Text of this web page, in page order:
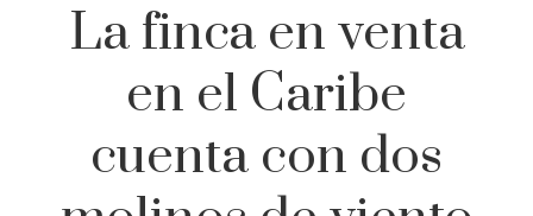
La finca en venta
en el Caribe
cuenta con dos